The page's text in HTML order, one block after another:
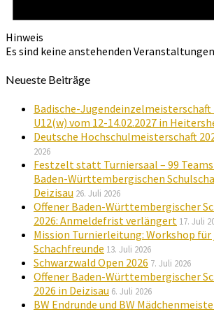
Hinweis
Es sind keine anstehenden
Neueste Beiträge
Badische-Jugendeinzelmeisterschaft
U12(w) vom 12-14.02.2027 in
Deutsche Hochschulmeisterschaft
2026
Festzelt statt Turniersaal – 99
Baden-Württembergischen
Deizisau 26. Juli 2026
Offener Baden-Württembergischer
2026: Anmeldefrist verlängert 17. Juli
Mission Turnierleitung: Workshop für
Schachfreunde 13. Juli 2026
Schwarzwald Open 2026 7. Juli 2026
Offener Baden-Württembergischer
2026 in Deizisau 6. Juli 2026
BW Endrunde und BW